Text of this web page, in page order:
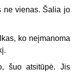
ne vienas. Šalia jo
ko neįmanoma
šuo atsitūpė. Jis